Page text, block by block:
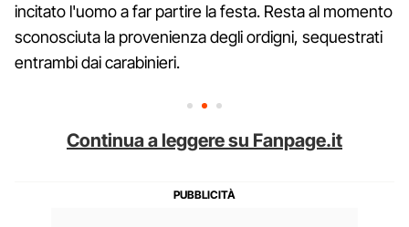
incitato l'uomo a far partire la festa. Resta al momento
sconosciuta la provenienza degli ordigni, sequestrati
entrambi dai carabinieri.
Continua a leggere su Fanpage.it